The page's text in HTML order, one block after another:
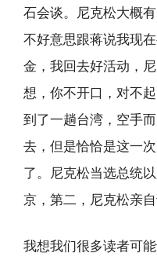
石会谈。尼克松大概
不好意思跟蒋说我现
金，我回去好活动，
想，你不开口，对不
到了一趟台湾，空手
去，但是恰恰是这一
了。尼克松当选总统
京，第二，尼克松亲自
我想我们很多读者可